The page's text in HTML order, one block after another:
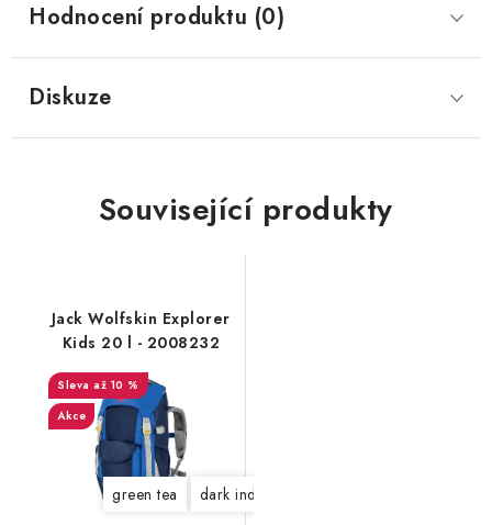
Hodnocení produktu (0)
Diskuze
Související produkty
Jack Wolfskin Explorer
Kids 20 l - 2008232
až 10 %
Akce
green tea dark indigo